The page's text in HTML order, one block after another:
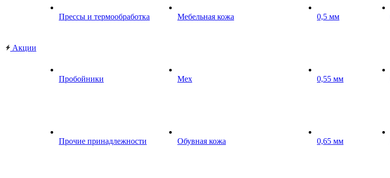
Акции
Прессы и термообработка
Пробойники
Прочие принадлежности
Мебельная кожа
Мех
Обувная кожа
0,5 мм
0,55 мм
0,65 мм